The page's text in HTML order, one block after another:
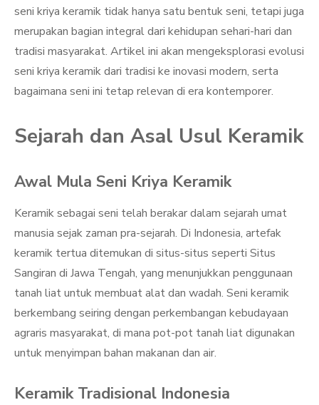
seni kriya keramik tidak hanya satu bentuk seni, tetapi juga
merupakan bagian integral dari kehidupan sehari-hari dan
tradisi masyarakat. Artikel ini akan mengeksplorasi evolusi
seni kriya keramik dari tradisi ke inovasi modern, serta
bagaimana seni ini tetap relevan di era kontemporer.
Sejarah dan Asal Usul Keramik
Awal Mula Seni Kriya Keramik
Keramik sebagai seni telah berakar dalam sejarah umat
manusia sejak zaman pra-sejarah. Di Indonesia, artefak
keramik tertua ditemukan di situs-situs seperti Situs
Sangiran di Jawa Tengah, yang menunjukkan penggunaan
tanah liat untuk membuat alat dan wadah. Seni keramik
berkembang seiring dengan perkembangan kebudayaan
agraris masyarakat, di mana pot-pot tanah liat digunakan
untuk menyimpan bahan makanan dan air.
Keramik Tradisional Indonesia